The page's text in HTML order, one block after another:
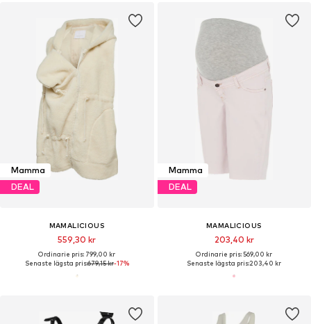
Mamma
DEAL
MAMALICIOUS
559,30 kr
Ordinarie pris: 799,00 kr
Senaste lägsta pris:679,15 kr-17%
Mamma
DEAL
MAMALICIOUS
203,40 kr
Ordinarie pris: 569,00 kr
Senaste lägsta pris:203,40 kr